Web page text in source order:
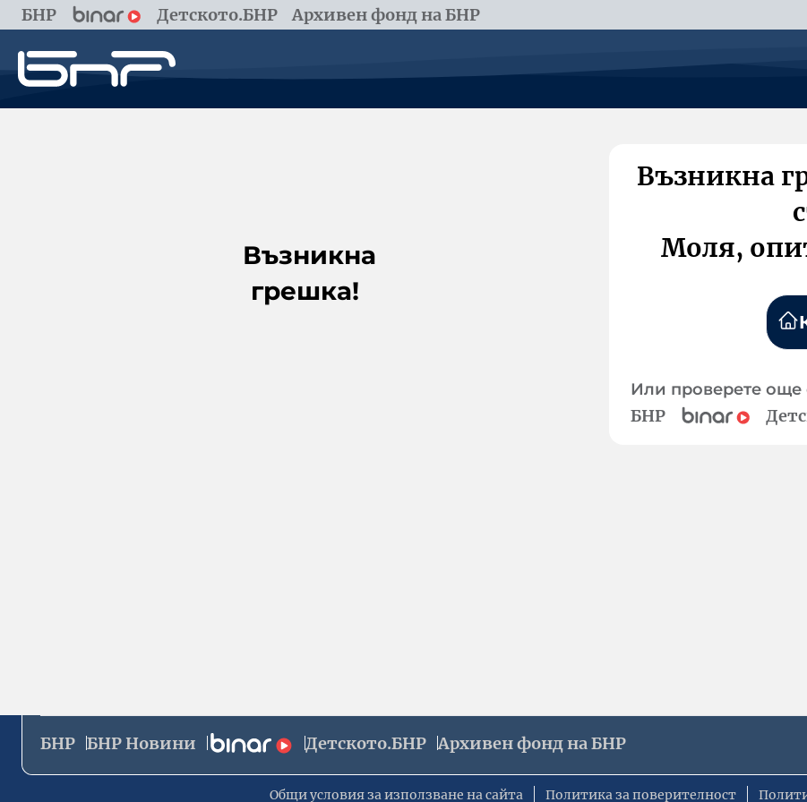
БНР Детското.БНР Архивен фонд на БНР
Възникна
грешка!
Възникна
Моля,
Или проверете още
БНР
БНР БНР Новини Детското.БНР Архивен фонд на БНР
Общи условия за използване на сайта Политика за поверителност